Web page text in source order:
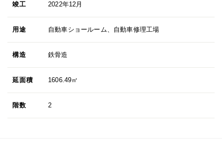
竣工 2022年12月
用途 自動車ショールーム、自動車修理工場
構造 鉄骨造
延面積 1606.49㎡
階数 2